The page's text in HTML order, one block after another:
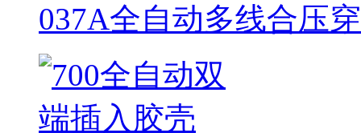
037A全自动多线合压